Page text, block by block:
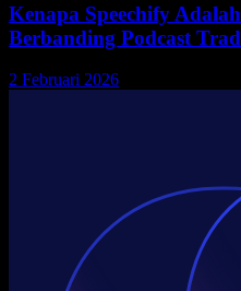
Kenapa Speechify
Berbanding Podcast
2 Februari 2026